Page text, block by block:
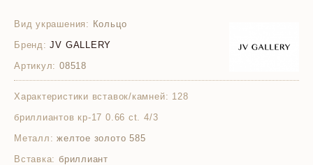
Вид украшения: Кольцо
Бренд: JV GALLERY
Артикул: 08518
Характеристики вставок/камней: 128
бриллиантов кр-17 0.66 ct. 4/3
Металл: желтое золото 585
Вставка: бриллиант